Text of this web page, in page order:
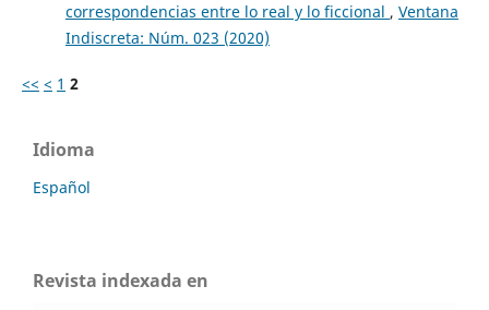
correspondencias entre lo real y lo ficcional , Ventana
Indiscreta: Núm. 023 (2020)
<< < 1 2
Idioma
Español
Revista indexada en